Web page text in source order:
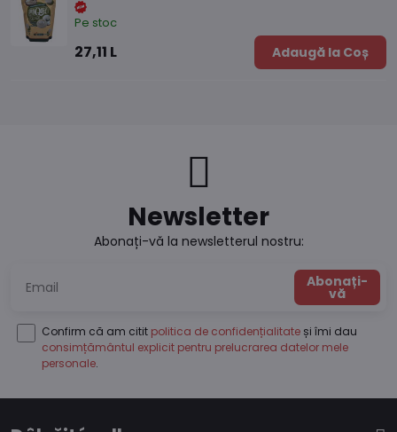
Pe stoc
27,11 L Adaugă la Coș
Newsletter
Abonați-vă la newsletterul nostru:
Abonați-
vă
Confirm că am citit politica de confidențialitate și îmi dau
consimțământul explicit pentru prelucrarea datelor mele
personale.